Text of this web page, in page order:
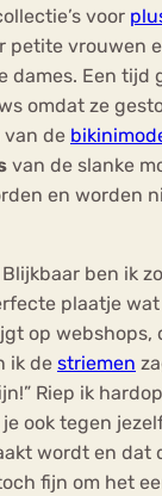
voor
petite vrouwen
dames. Een tijd
omdat ze
de
van de slanke
en worden
ben ik
plaatje wat
op webshops,
ik de striemen
Riep ik
ook tegen
wordt en dat
fijn om het